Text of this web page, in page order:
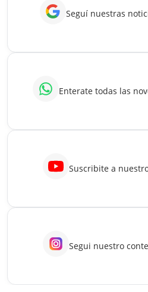
Seguí nuestras
Enterate todas las
Suscribite a
Segui nuestro